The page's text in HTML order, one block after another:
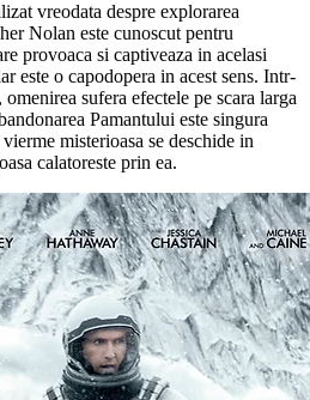
vreodata despre explorarea
Nolan este cunoscut pentru
provoaca si captiveaza in acelasi
este o capodopera in acest sens. Intr-
sufera efectele pe scara larga
Pamantului este singura
misterioasa se deschide in
calatoreste prin ea.